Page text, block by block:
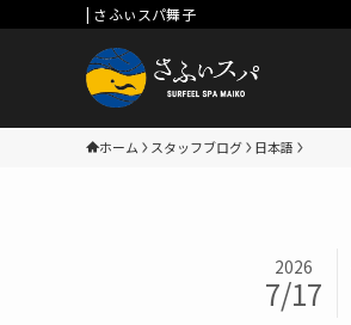
| さふぃスパ舞子
ホーム スタッフブログ 日本語
2026
7/17